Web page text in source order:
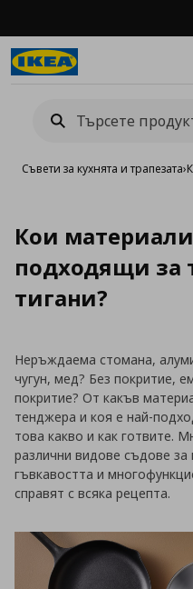
Съвети за кухнята и трапезата›
Кои
подходящи за
тигани?
Неръждаема стомана,
чугун, мед? Без покритие,
покритие? От какъв
тенджера и коя е най-
това какво и как готвите.
различни видове съдове за
гъвкавостта и
справят с всяка рецепта.